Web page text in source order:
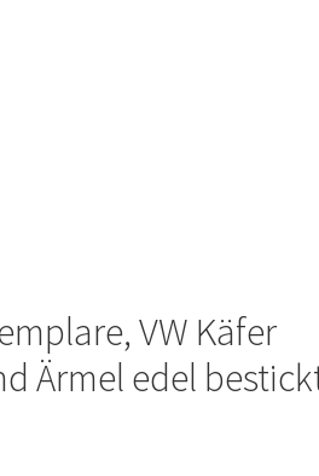
VW Käfer
Ärmel edel